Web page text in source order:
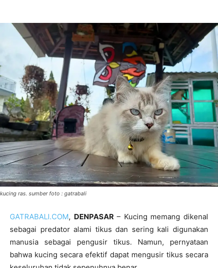
kucing ras. sumber foto : gatrabali
GATRABALI.COM, DENPASAR – Kucing memang dikenal
sebagai predator alami tikus dan sering kali digunakan
manusia sebagai pengusir tikus. Namun, pernyataan
bahwa kucing secara efektif dapat mengusir tikus secara